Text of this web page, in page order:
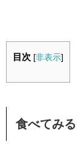
目次 [非表示]
食べてみる